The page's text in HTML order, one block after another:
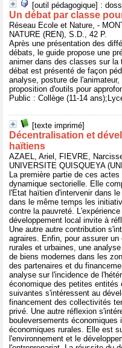
[outil pédagogique] :
Un débat par classe
Réseau Ecole et Nature, -
NATURE (REN), S.D., 42 P.
Après une présentation des
débats, le guide propose une
animer dans des classes sur la
débat est présenté de façon
analyse, posture de
proposition d'outils pour
Public : Collège (11-14
[texte imprimé]
Décentralisation et
haïtiens
AZAEL, Ariel, FIEVRE,
UNIVERSITE QUISQUEYA
La première partie de ces
dynamique sectorielle. Elle
l'Etat haïtien d'intervenir dans
dans le même temps les
contre la pauvreté.
développement local invite à
Une autre autre contribution
agraires. Enfin, pour assurer
rurales et urbaines, une
de biens modernes dans les
des partenaires et du
analyse sur l'incidence de
économique des petites
suivantes s'intéressent au
financement des collectivités
privé. Une autre réflexion
bouleversements
économiques rurales. Elle est
l'environnement et le